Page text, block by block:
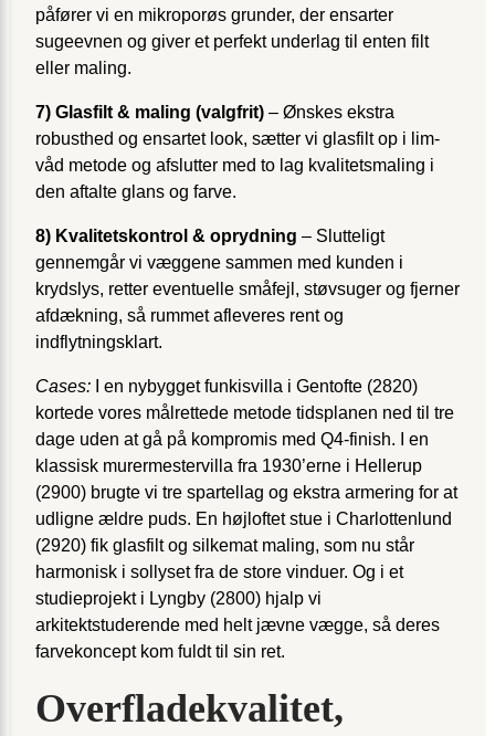
påfører vi en mikroporøs grunder, der ensarter
sugeevnen og giver et perfekt underlag til enten filt
eller maling.
7) Glasfilt & maling (valgfrit) – Ønskes ekstra
robusthed og ensartet look, sætter vi glasfilt op i lim-
våd metode og afslutter med to lag kvalitetsmaling i
den aftalte glans og farve.
8) Kvalitetskontrol & oprydning – Slutteligt
gennemgår vi væggene sammen med kunden i
krydslys, retter eventuelle småfejl, støvsuger og fjerner
afdækning, så rummet afleveres rent og
indflytningsklart.
Cases: I en nybygget funkisvilla i Gentofte (2820)
kortede vores målrettede metode tidsplanen ned til tre
dage uden at gå på kompromis med Q4-finish. I en
klassisk murermestervilla fra 1930’erne i Hellerup
(2900) brugte vi tre spartellag og ekstra armering for at
udligne ældre puds. En højloftet stue i Charlottenlund
(2920) fik glasfilt og silkemat maling, som nu står
harmonisk i sollyset fra de store vinduer. Og i et
studieprojekt i Lyngby (2800) hjalp vi
arkitektstuderende med helt jævne vægge, så deres
farvekoncept kom fuldt til sin ret.
Overfladekvalitet,